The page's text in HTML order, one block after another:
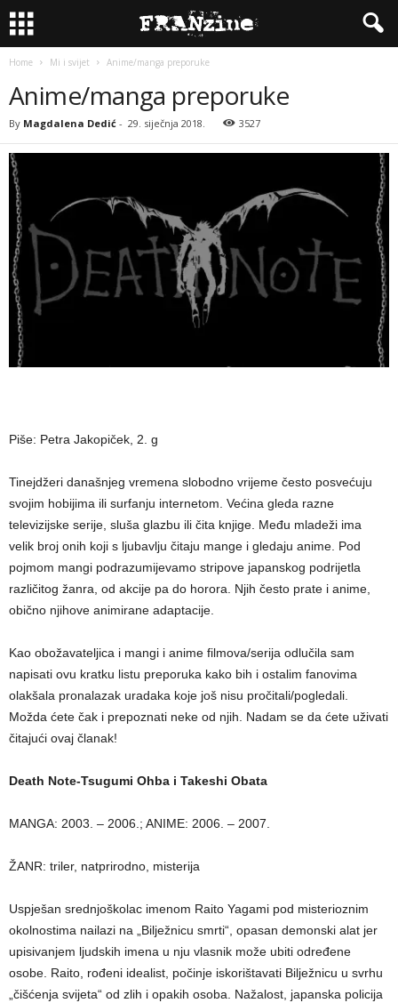
Home Mi i svijet Anime/manga preporuke
Anime/manga preporuke
By Magdalena Dedić - 29. siječnja 2018. 3527
Piše: Petra Jakopiček, 2. g
Tinejdžeri današnjeg vremena slobodno vrijeme često posvećuju
svojim hobijima ili surfanju internetom. Većina gleda razne
televizijske serije, sluša glazbu ili čita knjige. Među mladeži ima
velik broj onih koji s ljubavlju čitaju mange i gledaju anime. Pod
pojmom mangi podrazumijevamo stripove japanskog podrijetla
različitog žanra, od akcije pa do horora. Njih često prate i anime,
obično njihove animirane adaptacije.
Kao obožavateljica i mangi i anime filmova/serija odlučila sam
napisati ovu kratku listu preporuka kako bih i ostalim fanovima
olakšala pronalazak uradaka koje još nisu pročitali/pogledali.
Možda ćete čak i prepoznati neke od njih. Nadam se da ćete uživati
čitajući ovaj članak!
Death Note-Tsugumi Ohba i Takeshi Obata
MANGA: 2003. – 2006.; ANIME: 2006. – 2007.
ŽANR: triler, natprirodno, misterija
Uspješan srednjoškolac imenom Raito Yagami pod misterioznim
okolnostima nailazi na „Bilježnicu smrti“, opasan demonski alat jer
upisivanjem ljudskih imena u nju vlasnik može ubiti određene
osobe. Raito, rođeni idealist, počinje iskorištavati Bilježnicu u svrhu
„čišćenja svijeta“ od zlih i opakih osoba. Nažalost, japanska policija